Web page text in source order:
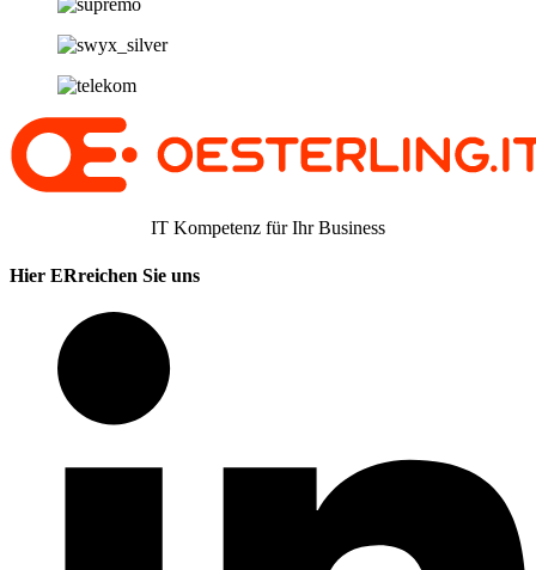
IT Kompetenz für Ihr Business
Hier ERreichen Sie uns